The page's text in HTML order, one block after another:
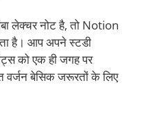
लेक्चर नोट है, तो Notion
है। आप अपने स्टडी
को एक ही जगह पर
बेसिक जरूरतों के लिए